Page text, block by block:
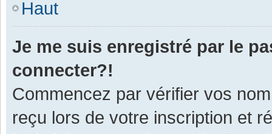
Haut
Je me suis enregistré par le
connecter?!
Commencez par vérifier vos
reçu lors de votre inscription et